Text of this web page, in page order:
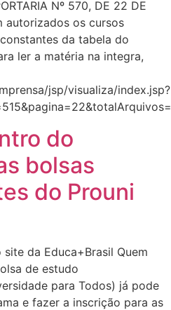
Nº 570, DE 22 DE
autorizados os cursos
da tabela do
ler a matéria na integra,
jsp/visualiza/index.jsp?
do
bolsas
do Prouni
da Educa+Brasil Quem
de estudo
para Todos) já pode
e fazer a inscrição para as